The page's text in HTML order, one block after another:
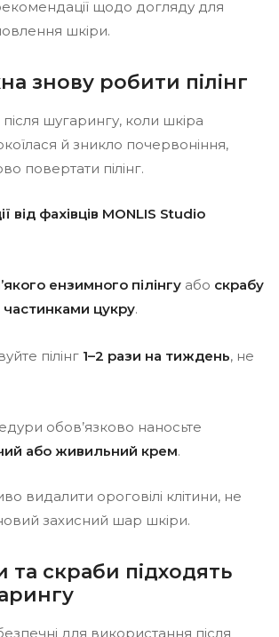
щодо догляду для
шкіри.
знову робити пілінг
після шугарингу, коли шкіра
й зникло почервоніння,
повертати пілінг.
від фахівців MONLIS Studio
ензимного пілінгу або скрабу
цукру.
пілінг 1–2 рази на тиждень, не
обов’язково наносьте
або живильний крем.
видалити ороговілі клітини, не
захисний шар шкіри.
та скраби підходять
для використання після